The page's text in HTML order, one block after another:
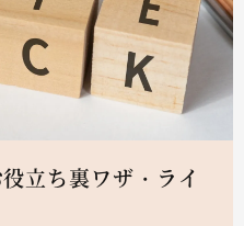
立ち裏ワザ・ライ